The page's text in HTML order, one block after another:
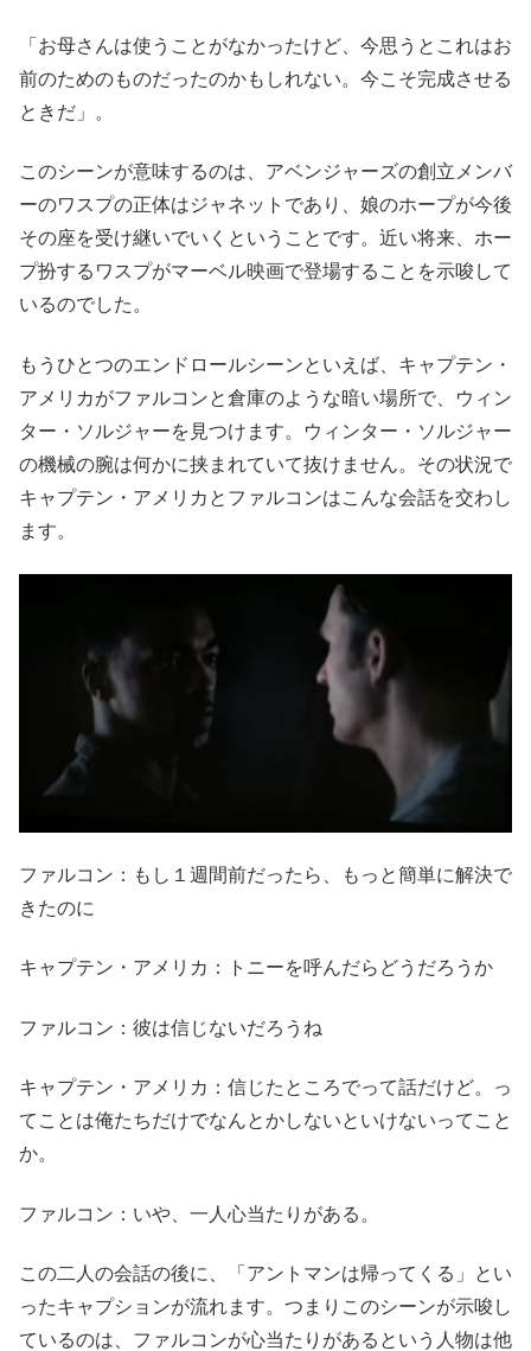
「お母さんは使うことがなかったけど、今思うとこれはお
前のためのものだったのかもしれない。今こそ完成させる
ときだ」。
このシーンが意味するのは、アベンジャーズの創立メンバ
ーのワスプの正体はジャネットであり、娘のホープが今後
その座を受け継いでいくということです。近い将来、ホー
プ扮するワスプがマーベル映画で登場することを示唆して
いるのでした。
もうひとつのエンドロールシーンといえば、キャプテン・
アメリカがファルコンと倉庫のような暗い場所で、ウィン
ター・ソルジャーを見つけます。ウィンター・ソルジャー
の機械の腕は何かに挟まれていて抜けません。その状況で
キャプテン・アメリカとファルコンはこんな会話を交わし
ます。
ファルコン：もし１週間前だったら、もっと簡単に解決で
きたのに
キャプテン・アメリカ：トニーを呼んだらどうだろうか
ファルコン：彼は信じないだろうね
キャプテン・アメリカ：信じたところでって話だけど。っ
てことは俺たちだけでなんとかしないといけないってこと
か。
ファルコン：いや、一人心当たりがある。
この二人の会話の後に、「アントマンは帰ってくる」とい
ったキャプションが流れます。つまりこのシーンが示唆し
ているのは、ファルコンが心当たりがあるという人物は他